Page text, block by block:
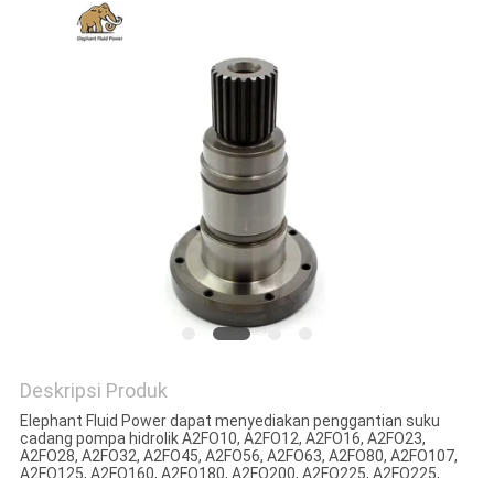
Deskripsi Produk
Elephant Fluid Power dapat menyediakan penggantian suku
cadang pompa hidrolik A2FO10, A2FO12, A2FO16, A2FO23,
A2FO28, A2FO32, A2FO45, A2FO56, A2FO63, ​​A2FO80, A2FO107,
A2FO125, A2FO160, A2FO180, A2FO200, A2FO225, A2FO225,